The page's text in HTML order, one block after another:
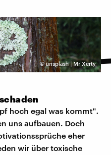
©unsplash | Mr Xerty
hoch egal was kommt".
uns aufbauen. Doch
eher
wir über toxische